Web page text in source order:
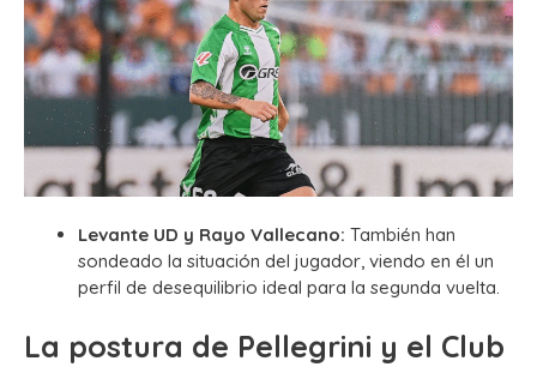
Levante UD y Rayo Vallecano: También han
sondeado la situación del jugador, viendo en él un
perfil de desequilibrio ideal para la segunda vuelta.
La postura de Pellegrini y el Club